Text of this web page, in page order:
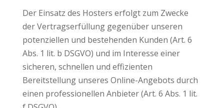
Der Einsatz des Hosters erfolgt zum Zwecke
der Vertragserfüllung gegenüber unseren
potenziellen und bestehenden Kunden (Art. 6
Abs. 1 lit. b DSGVO) und im Interesse einer
sicheren, schnellen und effizienten
Bereitstellung unseres Online-Angebots durch
einen professionellen Anbieter (Art. 6 Abs. 1 lit.